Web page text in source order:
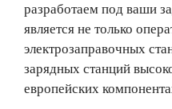
разработаем под ваши
является не только
электрозаправочных
зарядных станций
европейских